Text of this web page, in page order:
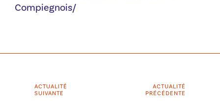
Compiegnois/
ACTUALITÉ
SUIVANTE
ACTUALITÉ
PRÉCÉDENTE